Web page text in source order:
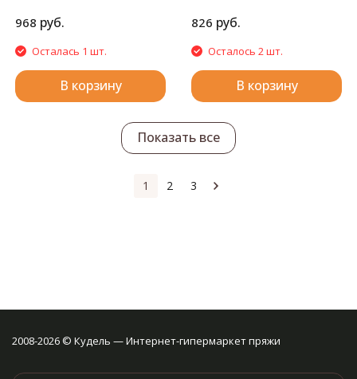
968 руб.
Осталась 1 шт.
В корзину
826 руб.
Осталось 2 шт.
В корзину
Показать все
1 2 3
2008-2026 © Кудель — Интернет-гипермаркет пряжи